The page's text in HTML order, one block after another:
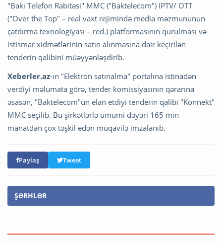
"Bakı Telefon Rabitəsi" MMC ("Baktelecom") IPTV/ OTT
("Over the Top" – real vaxt rejimində media məzmununun
çatdırma texnologiyası – red.) platformasının qurulması və
istismar xidmətlərinin satın alınmasına dair keçirilən
tenderin qalibini müəyyənləşdirib.
Xeberler.az-ın "Elektron satınalma" portalına istinadən
verdiyi məlumata görə, tender komissiyasının qərarına
əsasən, "Baktelecom"un elan etdiyi tenderin qalibi "Konnekt"
MMC seçilib. Bu şirkətlərlə ümumi dəyəri 165 min
manatdan çox təşkil edən müqavilə imzalanıb.
Paylaş Tweet
ŞƏRHLƏR